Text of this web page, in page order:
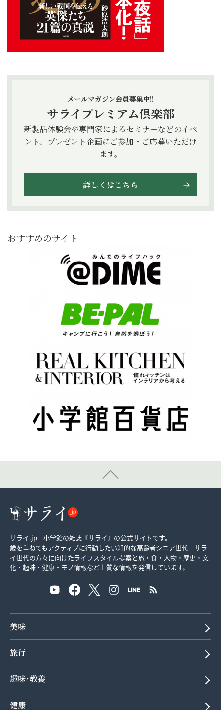
メールマガジン会員募集中!!
サライプレミアム倶楽部
新製品体験会や専門家によるセミナーなどのイベ
ント、プレゼント企画にご参加・ご応募いただけ
ます。
詳しくはこちら
おすすめのサイト
サライ.jp｜小学館の雑誌『サライ』の公式サイトです。
歳を重ねてもアクティブに行動したい知的な高齢者シニア世代＝サラ
イ世代の方々に向けたライフスタイル提案と旅・食・人物・歴史・文
化・趣味・健康・モノ情報など上質な情報を発信しています。
美味
旅行
趣味･教養
健康